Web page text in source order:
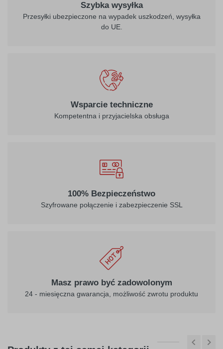
purpurowo-
312
burgund
czerwony
pomarańczowy
ciemny
fioletowy
różowy
Szybka wysyłka
Przesyłki ubezpieczone na wypadek uszkodzeń, wysyłka
do UE.
Wsparcie techniczne
Kompetentna i przyjacielska obsługa
100% Bezpieczeństwo
Szyfrowane połączenie i zabezpieczenie SSL
Masz prawo być zadowolonym
24 - miesięczna gwarancja, możliwość zwrotu produktu